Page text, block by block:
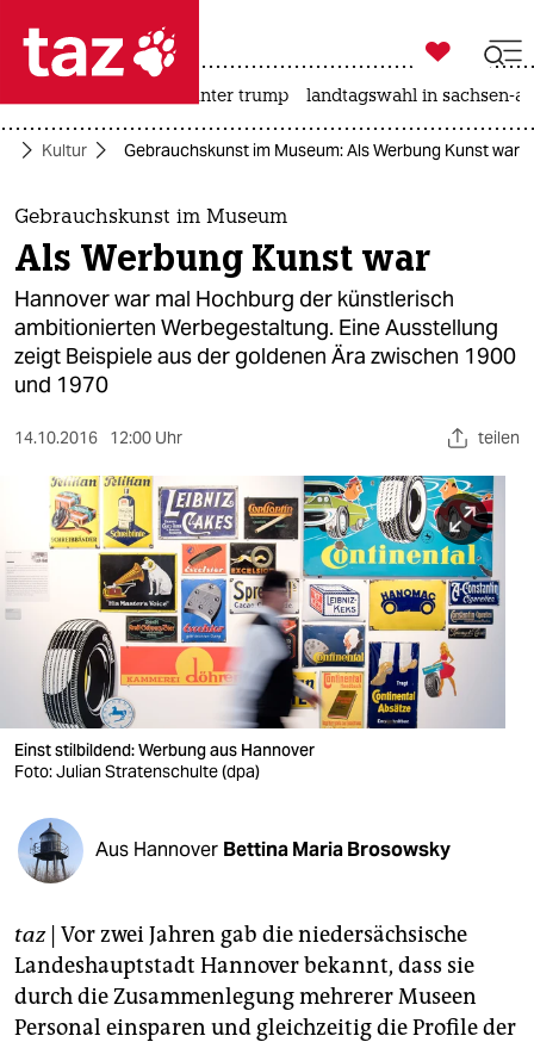
 taz zahl ich
taz zahl ich
themen
politik
öko
gesellschaft
kultur
sport
berlin
nord
wahrheit
verlag
verlag
shop
fragen & hilfe
unterstützen
abo
genossenschaft

taz zahl ich
usa unter trump landtagswahl in sachsen-
Kultur Gebrauchskunst im Museum: Als Werbung Kunst war
Gebrauchskunst im Museum
Als Werbung Kunst war
Hannover war mal Hochburg der künstlerisch
ambitionierten Werbegestaltung. Eine Ausstellung
zeigt Beispiele aus der goldenen Ära zwischen 1900
und 1970
14.10.2016 12:00 Uhr teilen
Einst stilbildend: Werbung aus Hannover
Foto: Julian Stratenschulte (dpa)
Aus Hannover Bettina Maria Brosowsky
taz| Vor zwei Jahren gab die niedersächsische
Landeshauptstadt Hannover bekannt, dass sie
durch die Zusammenlegung mehrerer Museen
Personal einsparen und gleichzeitig die Profile der